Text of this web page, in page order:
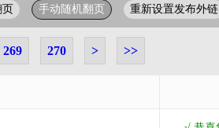
页 手动随机翻页 重新设置发布外链
269 270 > >>